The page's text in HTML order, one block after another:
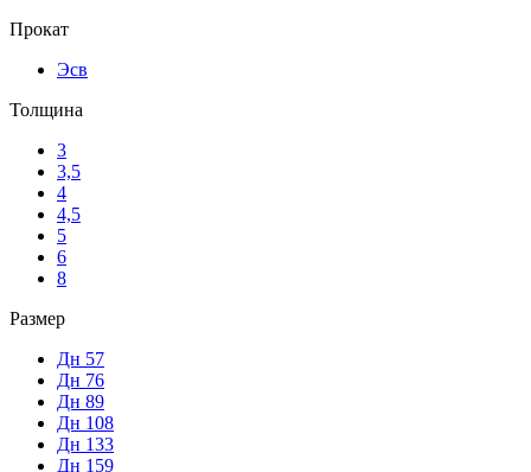
Прокат
Эсв
Толщина
3
3,5
4
4,5
5
6
8
Размер
Дн 57
Дн 76
Дн 89
Дн 108
Дн 133
Дн 159